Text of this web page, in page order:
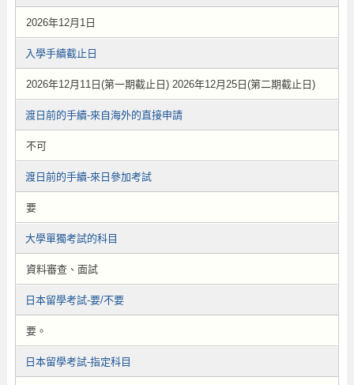
2026年12月1日
入學手續截止日
2026年12月11日(第一期截止日) 2026年12月25日(第二期截止日)
渡日前的手續-來自海外的直接申請
不可
渡日前的手續-來日參加考試
要
大學單獨考試的科目
資料審查、面試
日本留學考試-要/不要
要。
日本留學考試-指定科目